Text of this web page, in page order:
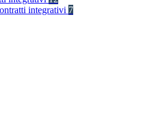
integrativi 7